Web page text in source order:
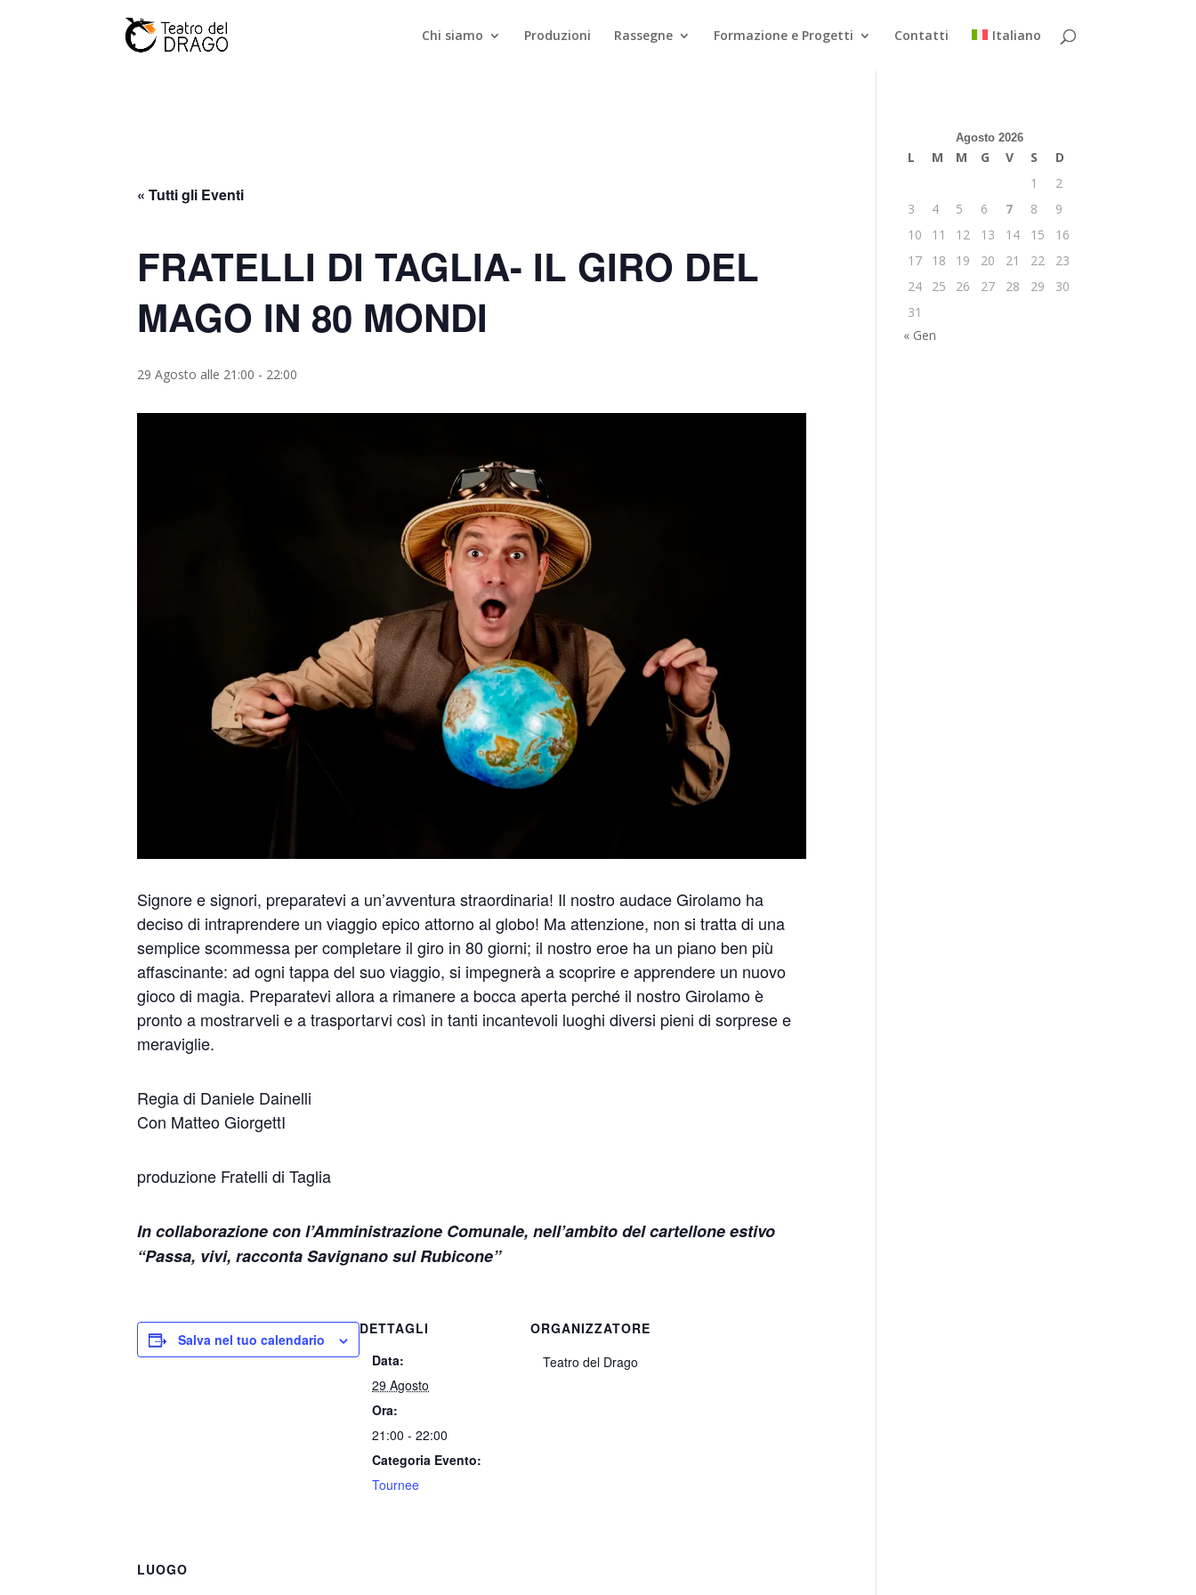
Chi siamo Produzioni Rassegne Formazione e Progetti Contatti Italiano
« Tutti gli Eventi
FRATELLI DI TAGLIA- IL GIRO DEL
MAGO IN 80 MONDI
29 Agosto alle 21:00 - 22:00
Signore e signori, preparatevi a un’avventura straordinaria! Il nostro audace Girolamo ha
deciso di intraprendere un viaggio epico attorno al globo! Ma attenzione, non si tratta di una
semplice scommessa per completare il giro in 80 giorni; il nostro eroe ha un piano ben più
affascinante: ad ogni tappa del suo viaggio, si impegnerà a scoprire e apprendere un nuovo
gioco di magia. Preparatevi allora a rimanere a bocca aperta perché il nostro Girolamo è
pronto a mostrarveli e a trasportarvi così in tanti incantevoli luoghi diversi pieni di sorprese e
meraviglie.
Regia di Daniele Dainelli
Con Matteo GiorgettI
produzione Fratelli di Taglia
In collaborazione con l’Amministrazione Comunale, nell’ambito del cartellone estivo
“Passa, vivi, racconta Savignano sul Rubicone”
Salva nel tuo calendario
DETTAGLI
Data:
29 Agosto
Ora:
21:00 - 22:00
Categoria Evento:
Tournee
ORGANIZZATORE
Teatro del Drago
LUOGO
Agosto 2026
L M M G V S
D
1
2
3
4 5 6 7 8
9
10
11 12 13 14 15
16
17
18 19 20 21 22
23
24
25 26 27 28 29
30
31
« Gen